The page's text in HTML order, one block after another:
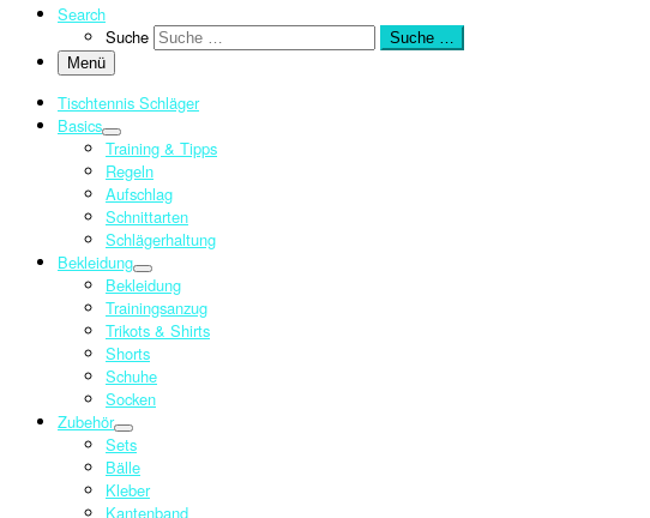
Search
Suche
Suche …
Menü
Tischtennis Schläger
Basics
Training & Tipps
Regeln
Aufschlag
Schnittarten
Schlägerhaltung
Bekleidung
Bekleidung
Trainingsanzug
Trikots & Shirts
Shorts
Schuhe
Socken
Zubehör
Sets
Bälle
Kleber
Kantenband